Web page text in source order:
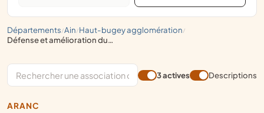
départements/ ain/ haut-bugey agglomération/
défense et amélioration du cadre de vie
3 actives Descriptions
ARANC